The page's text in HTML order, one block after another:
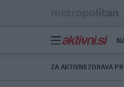
ZA AKTIVNEZDRAVA